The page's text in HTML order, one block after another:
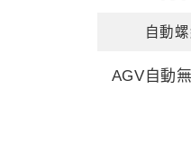
自動
AGV自動